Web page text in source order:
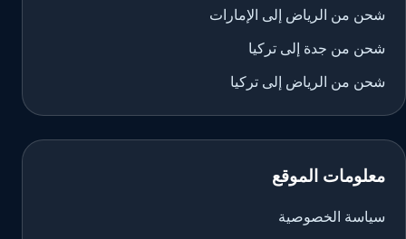
شحن من الرياض إلى الإمارات
شحن من جدة إلى تركيا
شحن من الرياض إلى تركيا
معلومات الموقع
سياسة الخصوصية